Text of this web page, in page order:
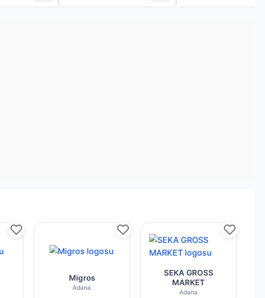
Migros tarafından sunulan haftalık indirim ve
Migros
Adana
SEKA GROSS
SEKA GROSS
MARKET
Adana